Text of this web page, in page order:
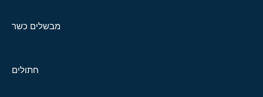
מבשלים כשר
חתולים